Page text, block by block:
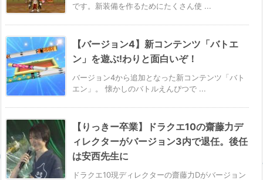
です。新装備を作るためにたくさん使 ...
【バージョン4】新コンテンツ「バトエ
ン」を遊ぶ!わりと面白いぞ！
バージョン4から追加となった新コンテンツ「バト
エン」。 懐かしのバトルえんぴつで ...
【りっきー卒業】ドラクエ10の齋藤力デ
ィレクターがバージョン3内で退任。後任
は安西先生に
ドラクエ10現ディレクターの齋藤力Dがバージョン